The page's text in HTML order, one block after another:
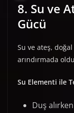
8. Su ve
Gücü
Su ve ateş,
arındırmada
Su Elementi ile
Duş